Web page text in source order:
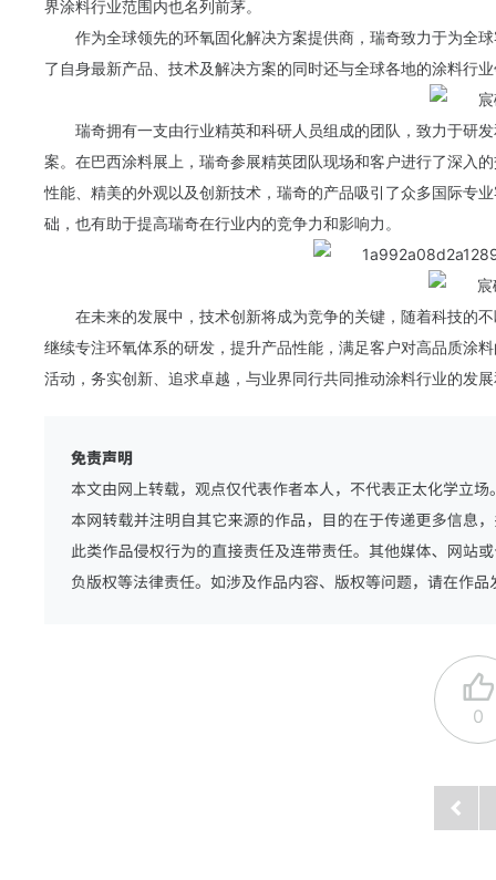
界涂料行业范围内也名列前茅。
作为全球领先的环氧固化解决方案提供商，瑞奇致力于为全
了自身最新产品、技术及解决方案的同时还与全球各地的涂料行
瑞奇拥有一支由行业精英和科研人员组成的团队，致力于研
案。在巴西涂料展上，瑞奇参展精英团队现场和客户进行了深入
性能、精美的外观以及创新技术，瑞奇的产品吸引了众多国际专
础，也有助于提高瑞奇在行业内的竞争力和影响力。
在未来的发展中，技术创新将成为竞争的关键，随着科技的
继续专注环氧体系的研发，提升产品性能，满足客户对高品质涂
活动，务实创新、追求卓越，与业界同行共同推动涂料行业的发
0